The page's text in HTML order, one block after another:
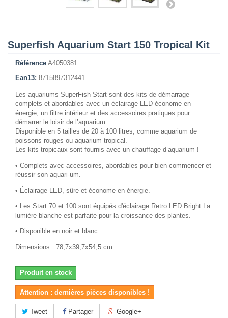
Superfish Aquarium Start 150 Tropical Kit
Référence A4050381
Ean13: 8715897312441
Les aquariums SuperFish Start sont des kits de démarrage
complets et abordables avec un éclairage LED économe en
énergie, un filtre intérieur et des accessoires pratiques pour
démarrer le loisir de l’aquarium.
Disponible en 5 tailles de 20 à 100 litres, comme aquarium de
poissons rouges ou aquarium tropical.
Les kits tropicaux sont fournis avec un chauffage d’aquarium !
• Complets avec accessoires, abordables pour bien commencer et
réussir son aquari-um.
• Éclairage LED, sûre et économe en énergie.
• Les Start 70 et 100 sont équipés d'éclairage Retro LED Bright La
lumière blanche est parfaite pour la croissance des plantes.
• Disponible en noir et blanc.
Dimensions : 78,7x39,7x54,5 cm
Produit en stock
Attention : dernières pièces disponibles !
Tweet Partager Google+